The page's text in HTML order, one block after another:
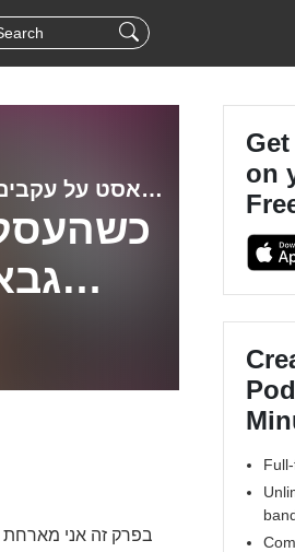
פודקאסט על עקבים - פודקאסט על יזמות, אמהות ומה שביניהם
בפרק זה אני מארחת
on